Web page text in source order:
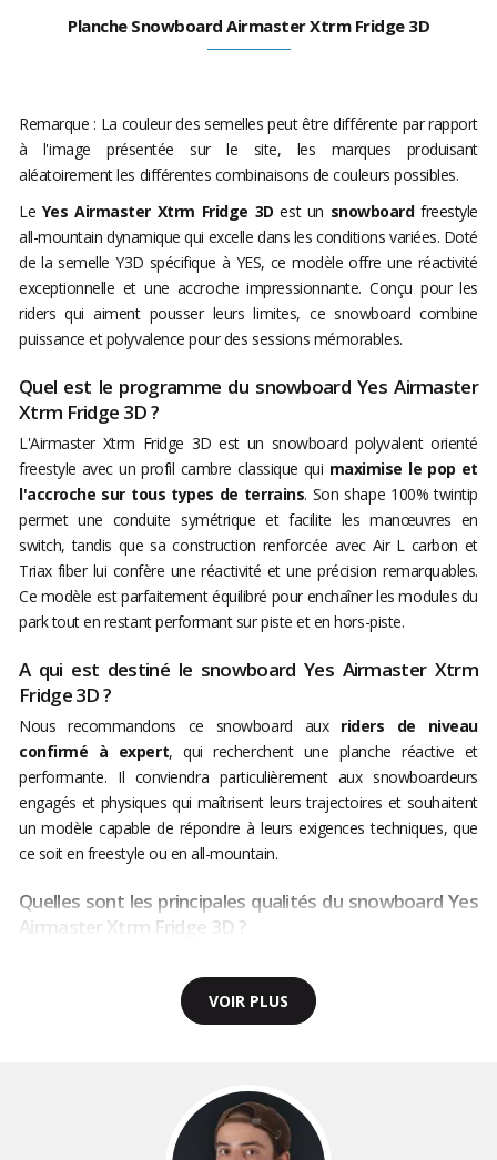
Planche Snowboard Airmaster Xtrm Fridge 3D
Remarque : La couleur des semelles peut être différente par rapport
à l'image présentée sur le site, les marques produisant
aléatoirement les différentes combinaisons de couleurs possibles.
Le Yes Airmaster Xtrm Fridge 3D est un snowboardfreestyle
all-mountain dynamique qui excelle dans les conditions variées. Doté
de la semelle Y3D spécifique à YES, ce modèle offre une réactivité
exceptionnelle et une accroche impressionnante. Conçu pour les
riders qui aiment pousser leurs limites, ce snowboard combine
puissance et polyvalence pour des sessions mémorables.
Quel est le programme du snowboard Yes Airmaster
Xtrm Fridge 3D ?
L'Airmaster Xtrm Fridge 3D est un snowboard polyvalent orienté
freestyle avec un profil cambre classique qui maximise le pop et
l'accroche sur tous types de terrains. Son shape 100% twintip
permet une conduite symétrique et facilite les manœuvres en
switch, tandis que sa construction renforcée avec Air L carbon et
Triax fiber lui confère une réactivité et une précision remarquables.
Ce modèle est parfaitement équilibré pour enchaîner les modules du
park tout en restant performant sur piste et en hors-piste.
A qui est destiné le snowboard Yes Airmaster Xtrm
Fridge 3D ?
Nous recommandons ce snowboard aux riders de niveau
confirmé à expert, qui recherchent une planche réactive et
performante. Il conviendra particulièrement aux snowboardeurs
engagés et physiques qui maîtrisent leurs trajectoires et souhaitent
un modèle capable de répondre à leurs exigences techniques, que
ce soit en freestyle ou en all-mountain.
Quelles sont les principales qualités du snowboard Yes
Airmaster Xtrm Fridge 3D ?
VOIR PLUS